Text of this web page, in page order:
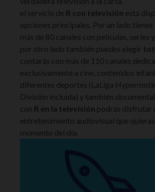
el servicio de R con televisión está
opciones principales. Por un lado tienes
más de 80 canales con películas, series
por otro lado también puedes elegir
contarás con más de 110 canales
exclusivamente a cine, contenidos
diferentes deportes (LaLiga
División incluida) y también
con R en la televisión podrás disfrutar
entretenimiento audiovisual que
momento del día.